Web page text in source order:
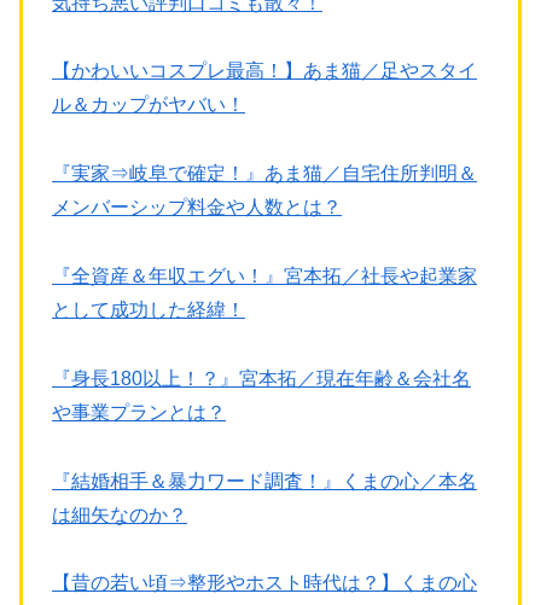
【かわいいコスプレ最高！】あま猫／足やスタイ
ル＆カップがヤバい！
『実家⇒岐阜で確定！』あま猫／自宅住所判明＆
メンバーシップ料金や人数とは？
『全資産＆年収エグい！』宮本拓／社長や起業家
として成功した経緯！
『身長180以上！？』宮本拓／現在年齢＆会社名
や事業プランとは？
『結婚相手＆暴力ワード調査！』くまの心／本名
は細矢なのか？
【昔の若い頃⇒整形やホスト時代は？】くまの心